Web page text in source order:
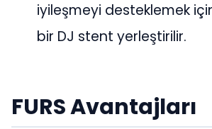
iyileşmeyi desteklemek
bir DJ stent yerleştirilir.
FURS Avantajları